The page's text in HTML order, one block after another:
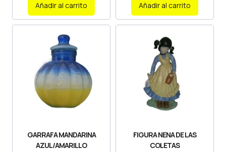
Añadir al carrito Añadir al carrito
GARRAFA MANDARINA
AZUL/AMARILLO
FIGURA NENA DE LAS
COLETAS